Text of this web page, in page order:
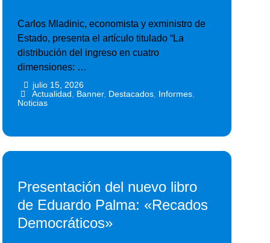
Carlos Mladinic, economista y exministro de
Estado, presenta el artículo titulado “La
distribución del ingreso en cuatro
dimensiones: …
julio 15, 2026
Actualidad Banner, Destacados, Informes,
Noticias
Presentación del nuevo libro
de Eduardo Palma: «Recados
Democráticos»